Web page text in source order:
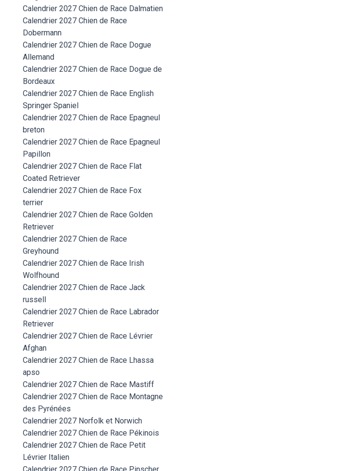
Calendrier 2027 Chien de Race Dalmatien
Calendrier 2027 Chien de Race
Dobermann
Calendrier 2027 Chien de Race Dogue
Allemand
Calendrier 2027 Chien de Race Dogue de
Bordeaux
Calendrier 2027 Chien de Race English
Springer Spaniel
Calendrier 2027 Chien de Race Epagneul
breton
Calendrier 2027 Chien de Race Epagneul
Papillon
Calendrier 2027 Chien de Race Flat
Coated Retriever
Calendrier 2027 Chien de Race Fox
terrier
Calendrier 2027 Chien de Race Golden
Retriever
Calendrier 2027 Chien de Race
Greyhound
Calendrier 2027 Chien de Race Irish
Wolfhound
Calendrier 2027 Chien de Race Jack
russell
Calendrier 2027 Chien de Race Labrador
Retriever
Calendrier 2027 Chien de Race Lévrier
Afghan
Calendrier 2027 Chien de Race Lhassa
apso
Calendrier 2027 Chien de Race Mastiff
Calendrier 2027 Chien de Race Montagne
des Pyrénées
Calendrier 2027 Norfolk et Norwich
Calendrier 2027 Chien de Race Pékinois
Calendrier 2027 Chien de Race Petit
Lévrier Italien
Calendrier 2027 Chien de Race Pinscher